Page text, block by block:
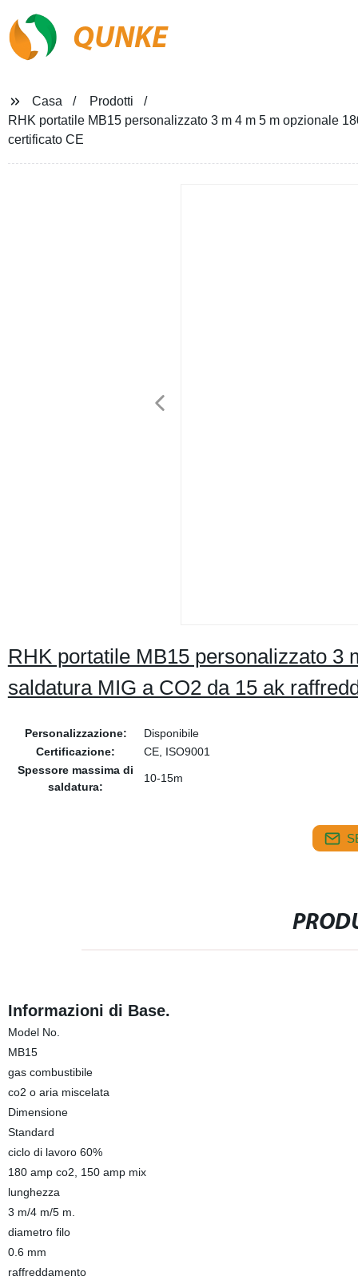
QUNKE
Casa
Prodotti
RHK portatile MB15 personalizzato 3 m 4 m 5 m opzionale
certificato CE
RHK portatile MB15 personalizzato 3
saldatura MIG a CO2 da 15 ak
Personalizzazione:
Disponibile
Certificazione:
CE, ISO9001
Spessore massima di
saldatura:
10-15m
Informazioni di Base.
Model No.
MB15
gas combustibile
co2 o aria miscelata
Dimensione
Standard
ciclo di lavoro 60%
180 amp co2, 150 amp mix
lunghezza
3 m/4 m/5 m.
diametro filo
0.6 mm
raffreddamento